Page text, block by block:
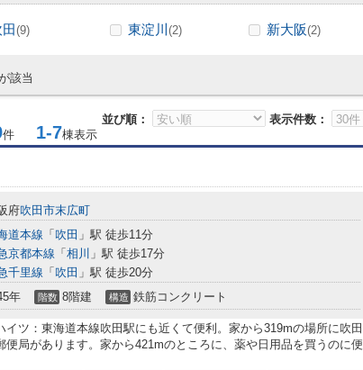
(9) 東淀川 (2) 新大阪(2)
該当
並び順：
表示件数：
件 1-7棟表示
府吹田市末広町
道本線 「 吹田 」駅 徒歩11分
京都本線 「 相川 」駅 徒歩17分
千里線 「 吹田 」駅 徒歩20分
年 階数 8階建 構造 鉄筋コンクリート
イツ：東海道本線吹田駅にも近くて便利。家から319mの場所に吹田
便局があります。家から421mのところに、薬や日用品を買うのに便